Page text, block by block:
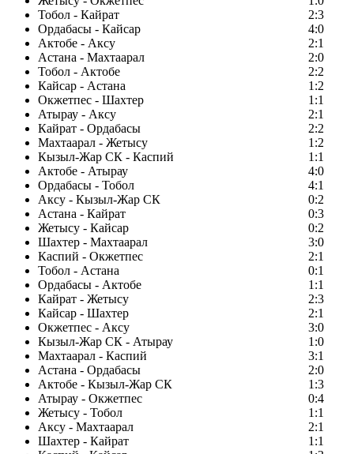
Тобол - Кайрат
2:3
Ордабасы - Кайсар
4:0
Актобе - Аксу
2:1
Астана - Махтаарал
2:0
Тобол - Актобе
2:2
Кайсар - Астана
1:2
Окжетпес - Шахтер
1:1
Атырау - Аксу
2:1
Кайрат - Ордабасы
2:2
Махтаарал - Жетысу
1:2
Кызыл-Жар СК - Каспий
1:1
Актобе - Атырау
4:0
Ордабасы - Тобол
4:1
Аксу - Кызыл-Жар СК
0:2
Астана - Кайрат
0:3
Жетысу - Кайсар
0:2
Шахтер - Махтаарал
3:0
Каспий - Окжетпес
2:1
Тобол - Астана
0:1
Ордабасы - Актобе
1:1
Кайрат - Жетысу
2:3
Кайсар - Шахтер
2:1
Окжетпес - Аксу
3:0
Кызыл-Жар СК - Атырау
1:0
Махтаарал - Каспий
3:1
Астана - Ордабасы
2:0
Актобе - Кызыл-Жар СК
1:3
Атырау - Окжетпес
0:4
Жетысу - Тобол
1:1
Аксу - Махтаарал
2:1
Шахтер - Кайрат
1:1